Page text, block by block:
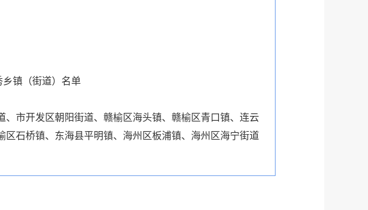
镇（街道）名单
市开发区朝阳街道、赣榆区海头镇、赣榆区青口镇、连云
石桥镇、东海县平明镇、海州区板浦镇、海州区海宁街道